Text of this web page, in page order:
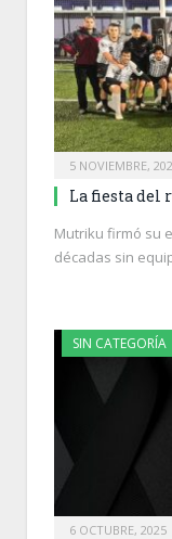
5 NOVIEMBRE,
La fiesta del
Mutriku firmó su
décadas sin
SIN CATEGORÍA
6 OCTUBRE, 2025